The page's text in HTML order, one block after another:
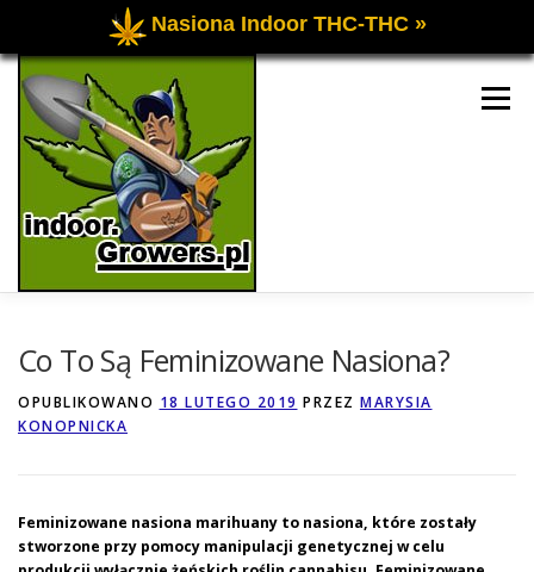
Nasiona Indoor THC-THC »
Przejdź
treści
Menu
UPRAWA OUTDOOR
KONTAKT
Co To Są Feminizowane Nasiona?
OPUBLIKOWANO 18 LUTEGO 2019 PRZEZ MARYSIA
KONOPNICKA
Feminizowane nasiona marihuany to nasiona, które zostały
stworzone przy pomocy manipulacji genetycznej w celu